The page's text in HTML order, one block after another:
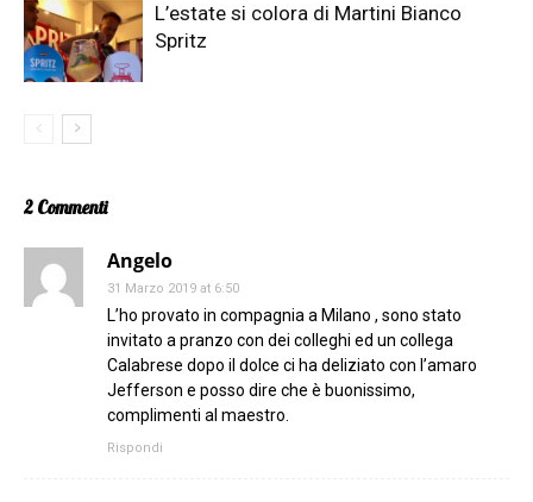
L’estate si colora di Martini Bianco
Spritz
2 Commenti
Angelo
31 Marzo 2019 at 6:50
L’ho provato in compagnia a Milano , sono stato
invitato a pranzo con dei colleghi ed un collega
Calabrese dopo il dolce ci ha deliziato con l’amaro
Jefferson e posso dire che è buonissimo,
complimenti al maestro.
Rispondi